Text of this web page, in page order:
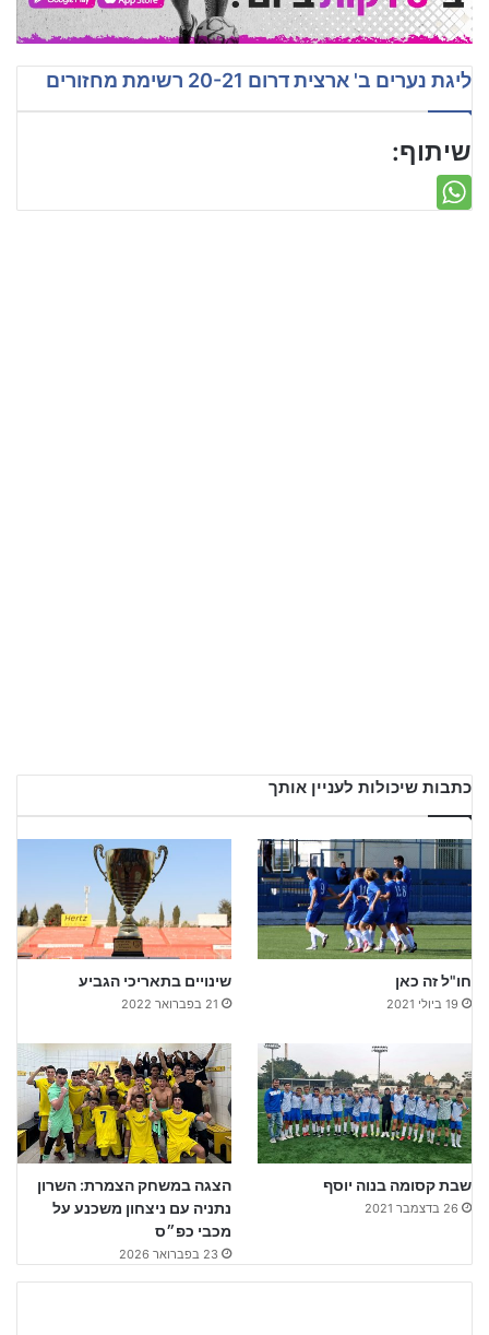
ליגת נערים ב' ארצית דרום 20-21 רשימת מחזורים
שיתוף:
כתבות שיכולות לעניין אותך
חו"ל זה כאן
19 ביולי 2021
שינויים בתאריכי הגביע
21 בפברואר 2022
שבת קסומה בנוה יוסף
26 בדצמבר 2021
הצגה במשחק הצמרת: השרון
נתניה עם ניצחון משכנע על
מכבי כפ״ס
23 בפברואר 2026